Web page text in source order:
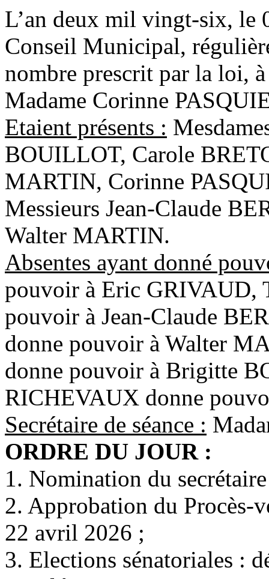
L’an deux mil vingt-six, le
Conseil Municipal,
nombre prescrit par la loi,
Madame Corinne
Etaient présents :
BOUILLOT, Carole
MARTIN, Corinne
Messieurs Jean-Claude
Walter MARTIN.
Absentes ayant donné
pouvoir à Eric GRIVAUD,
pouvoir à Jean-Claude
donne pouvoir à Walter
donne pouvoir à Brigitte
RICHEVAUX donne
Secrétaire de séance :
ORDRE DU JOUR :
1. Nomination du
2. Approbation du Procès-
22 avril 2026 ;
3. Elections sénatoriales :